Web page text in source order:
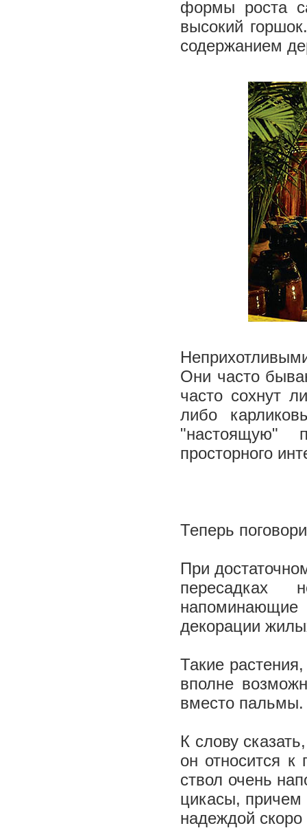
формы роста
высокий
содержанием
Они часто
часто сохнут
либо
"настоящую"
просторного
Теперь
При
пересадках
декорации
Такие
вполне
вместо пальмы.
К слову
он относится
ствол очень
цикасы, причем
надеждой